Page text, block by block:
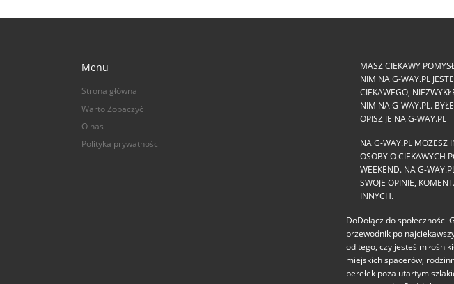
Menu
Strona główna
Warto Zobaczyć
O nas
Polityka prywatności
MASZ CIEKAWY
NIM NA G-WAY.PL
CIEKAWEGO,
NIM NA G-WAY.PL.
OPISZ JE NA G-WAY.PL
NA G-WAY.PL MOŻESZ
OSOBY O CIEKAWYCH
WEEKEND. NA G-
SWOJE OPINIE,
INNYCH.
DoDołącz do społeczności
przewodnik po
od tego, czy jesteś
miejskich spacerów,
perełek poza utartym